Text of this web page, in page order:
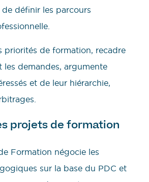
définir les parcours
priorités de formation, recadre
les demandes, argumente
et de leur hiérarchie,
projets de formation
Formation négocie les
sur la base du PDC et